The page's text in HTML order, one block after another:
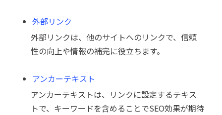
外部リンク
外部リンクは、他のサイトへのリンクで、信頼
性の向上や情報の補完に役立ちます。
アンカーテキスト
アンカーテキストは、リンクに設定するテキス
トで、キーワードを含めることでSEO効果が期待